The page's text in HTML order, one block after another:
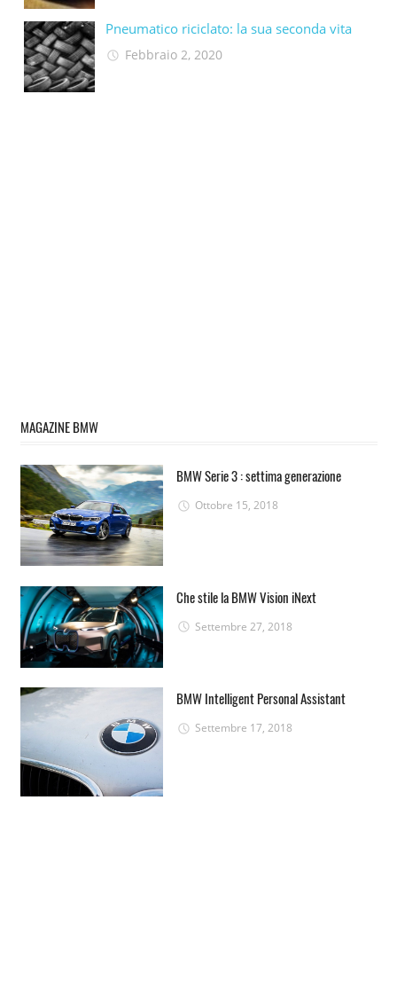
Pneumatico riciclato: la sua seconda vita​
Febbraio 2, 2020
MAGAZINE BMW
BMW Serie 3 : settima generazione
Ottobre 15, 2018
Che stile la BMW Vision iNext
Settembre 27, 2018
BMW Intelligent Personal Assistant
Settembre 17, 2018